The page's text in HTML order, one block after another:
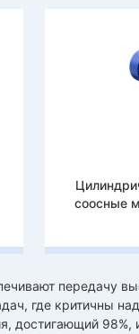
соосные
передачу
где критичны
достигающий